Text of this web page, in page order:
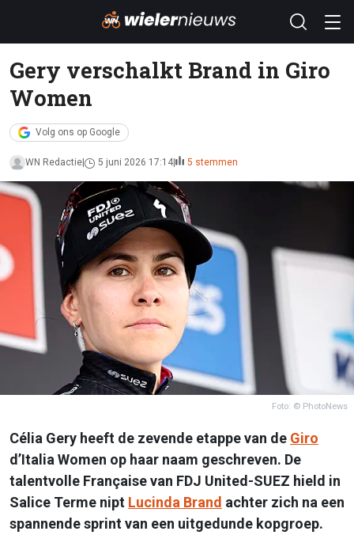
Gery verschalkt Brand in Giro
Women
Volg ons op Google
WN Redactie 5 juni 2026 17:14 5 stemmen
Foto: © PhotoNews
Célia Gery heeft de zevende etappe van de Giro
d’Italia Women op haar naam geschreven. De
talentvolle Française van FDJ United-SUEZ hield in
Salice Terme nipt Lucinda Brand achter zich na een
spannende sprint van een uitgedunde kopgroep.